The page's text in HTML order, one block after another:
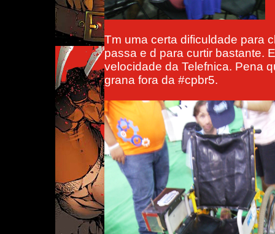
Tm uma certa dificuldade para
passa e d para curtir bastante.
velocidade da Telefnica. Pena
grana fora da #cpbr5.